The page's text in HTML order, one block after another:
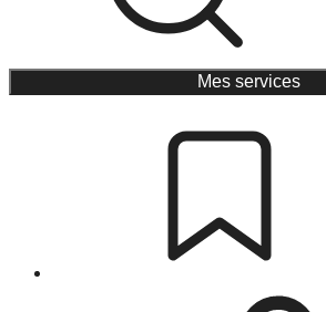
Mes services